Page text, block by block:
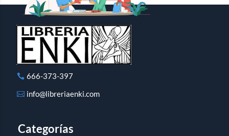
666-373-397
info@libreriaenki.com
Categorías